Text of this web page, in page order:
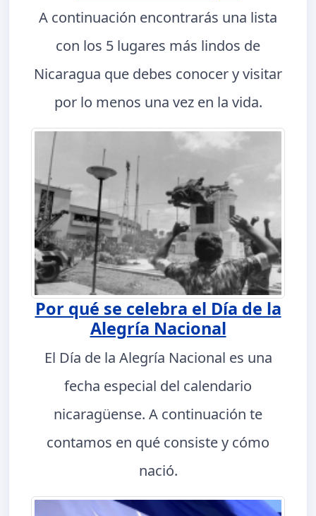
A continuación encontrarás una lista
con los 5 lugares más lindos de
Nicaragua que debes conocer y visitar
por lo menos una vez en la vida.
Por qué se celebra el Día de la
Alegría Nacional
El Día de la Alegría Nacional es una
fecha especial del calendario
nicaragüense. A continuación te
contamos en qué consiste y cómo
nació.